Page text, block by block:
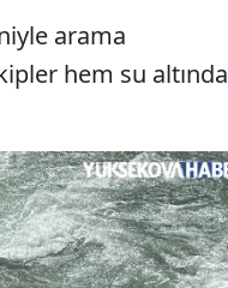
arama
hem su altında